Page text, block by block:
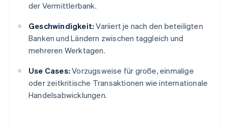
der Vermittlerbank.
Geschwindigkeit: Variiert je nach den beteiligten
Banken und Ländern zwischen taggleich und
mehreren Werktagen.
Use Cases: Vorzugsweise für große, einmalige
oder zeitkritische Transaktionen wie internationale
Handelsabwicklungen.